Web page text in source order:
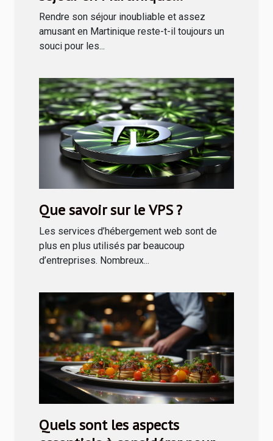
inoubliable ?
Rendre son séjour inoubliable et assez
amusant en Martinique reste-t-il toujours un
souci pour les...
Que savoir sur le VPS ?
Les services d’hébergement web sont de
plus en plus utilisés par beaucoup
d’entreprises. Nombreux...
Quels sont les aspects